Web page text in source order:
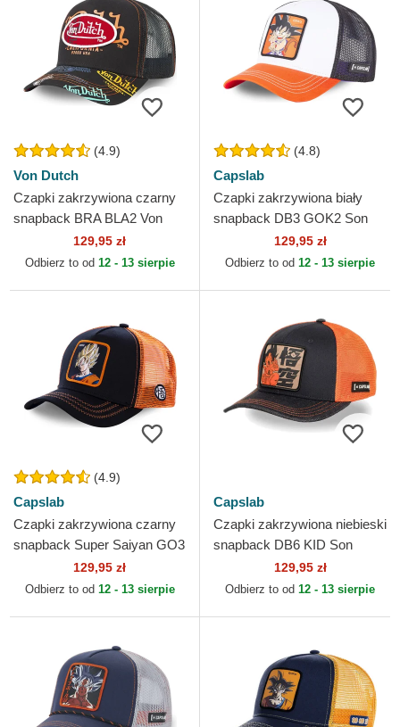
(4.9)
Von Dutch
Czapki zakrzywiona czarny
snapback BRA BLA2 Von
129,95 zł
Odbierz to od 12 - 13 sierpie
(4.8)
Capslab
Czapki zakrzywiona biały
snapback DB3 GOK2 Son
Goku Dragon Ball Capslab
129,95 zł
Odbierz to od 12 - 13 sierpie
(4.9)
Capslab
Czapki zakrzywiona czarny
snapback Super Saiyan GO3
Son Goku Dragon Ball
Capslab
129,95 zł
Odbierz to od 12 - 13 sierpie
Capslab
Czapki zakrzywiona niebieski
snapback DB6 KID Son
Goku Dragon Ball Capslab
129,95 zł
Odbierz to od 12 - 13 sierpie